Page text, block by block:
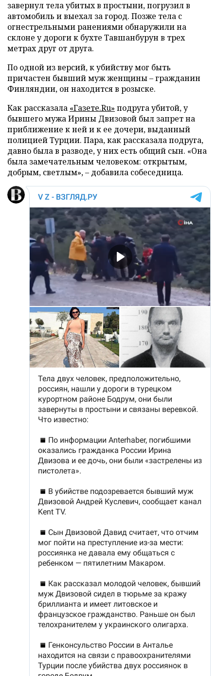
завернул тела убитых в простыни, погрузил в
автомобиль и выехал за город. Позже тела с
огнестрельными ранениями обнаружили на
склоне у дороги к бухте Тавшанбурун в трех
метрах друг от друга.
По одной из версий, к убийству мог быть
причастен бывший муж женщины – гражданин
Финляндии, он находится в розыске.
Как рассказала «Газете.Ru» подруга убитой, у
бывшего мужа Ирины Двизовой был запрет на
приближение к ней и к ее дочери, выданный
полицией Турции. Пара, как рассказала подруга,
давно была в разводе, у них есть общий сын. «Она
была замечательным человеком: открытым,
добрым, светлым», – добавила собеседница.